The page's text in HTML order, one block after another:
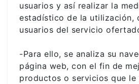
usuarios y así realizar la
estadístico de la utilización,
usuarios del servicio
-Para ello, se analiza su
página web, con el fin de
productos o servicios que le